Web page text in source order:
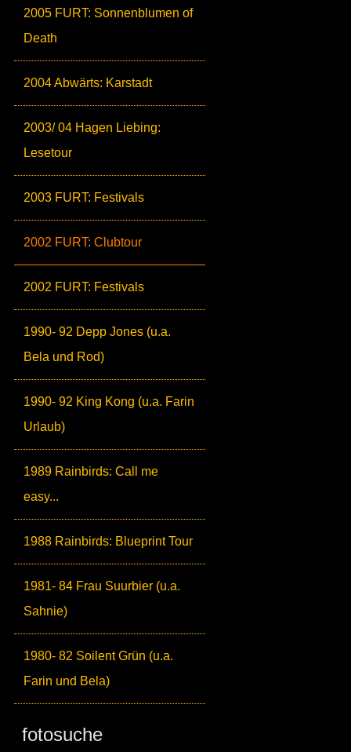
2005 FURT: Sonnenblumen of
Death
2004 Abwärts: Karstadt
2003/ 04 Hagen Liebing:
Lesetour
2003 FURT: Festivals
2002 FURT: Clubtour
2002 FURT: Festivals
1990- 92 Depp Jones (u.a.
Bela und Rod)
1990- 92 King Kong (u.a. Farin
Urlaub)
1989 Rainbirds: Call me
easy...
1988 Rainbirds: Blueprint Tour
1981- 84 Frau Suurbier (u.a.
Sahnie)
1980- 82 Soilent Grün (u.a.
Farin und Bela)
fotosuche